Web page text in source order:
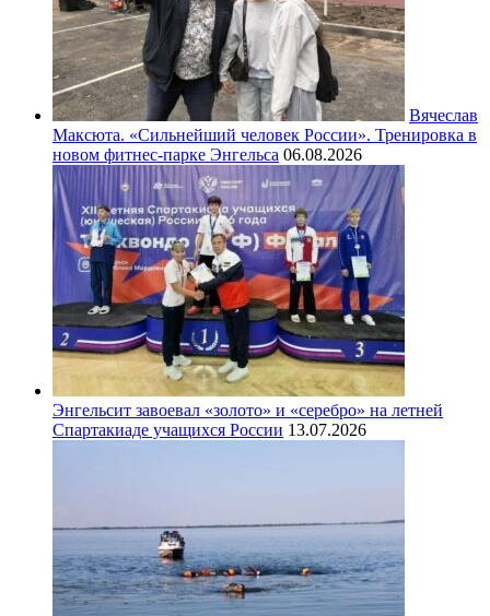
Вячеслав
Максюта. «Сильнейший человек России». Тренировка в
новом фитнес-парке Энгельса 06.08.2026
Энгельсит завоевал «золото» и «серебро» на летней
Спартакиаде учащихся России 13.07.2026